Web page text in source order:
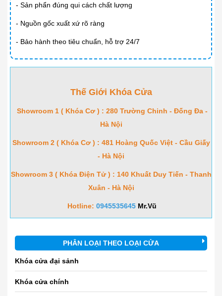
PHÂN LOẠI THEO LOẠI CỬA
Khóa cửa đại sảnh
Khóa cửa chính
- Sản phẩn đúng qui cách chất lượng
- Nguồn gốc xuất xứ rõ ràng
- Bảo hành theo tiêu chuẩn, hỗ trợ 24/7
Thế Giới Khóa Cửa
Showroom 1 ( Khóa Cơ ) : 280 Trường Chinh - Đống Đa -
Hà Nội
Showroom 2 ( Khóa Cơ ) : 481 Hoàng Quốc Việt - Cầu Giấy
- Hà Nội
Showroom 3 ( Khóa Điện Tử ) : 140 Khuất Duy Tiến - Thanh
Xuân - Hà Nội
Hotline: 0945535645 Mr.Vũ